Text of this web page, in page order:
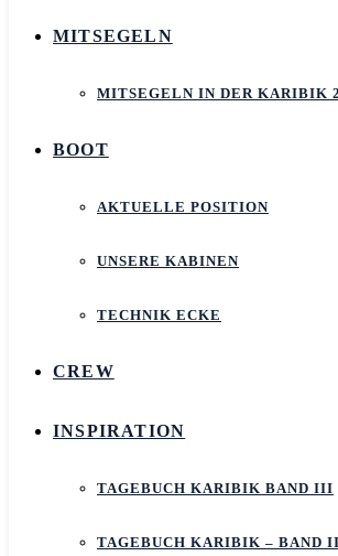
MITSEGELN
MITSEGELN IN DER KARIBIK
BOOT
AKTUELLE POSITION
UNSERE KABINEN
TECHNIK ECKE
CREW
INSPIRATION
TAGEBUCH KARIBIK BAND III
TAGEBUCH KARIBIK – BAND II